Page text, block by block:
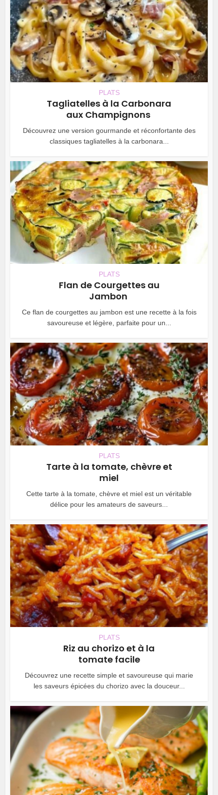
PLATS
Tagliatelles à la Carbonara
aux Champignons
Découvrez une version gourmande et réconfortante des
classiques tagliatelles à la carbonara...
PLATS
Flan de Courgettes au
Jambon
Ce flan de courgettes au jambon est une recette à la fois
savoureuse et légère, parfaite pour un...
PLATS
Tarte à la tomate, chèvre et
miel
Cette tarte à la tomate, chèvre et miel est un véritable
délice pour les amateurs de saveurs...
PLATS
Riz au chorizo et à la
tomate facile
Découvrez une recette simple et savoureuse qui marie
les saveurs épicées du chorizo avec la douceur...